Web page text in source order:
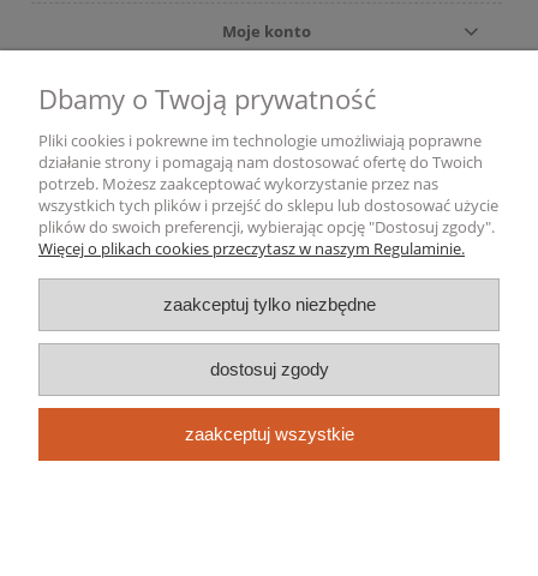
Moje konto
Gwarancja i zwroty
Informacje o firmie
pokaż pełną wersję strony
Sklep internetowy Shoper.pl
Dbamy o Twoją prywatność
Pliki cookies i pokrewne im technologie umożliwiają poprawne
działanie strony i pomagają nam dostosować ofertę do Twoich
potrzeb. Możesz zaakceptować wykorzystanie przez nas
wszystkich tych plików i przejść do sklepu lub dostosować użycie
plików do swoich preferencji, wybierając opcję "Dostosuj zgody".
Więcej o plikach cookies przeczytasz w naszym Regulaminie.
zaakceptuj tylko niezbędne
dostosuj zgody
zaakceptuj wszystkie